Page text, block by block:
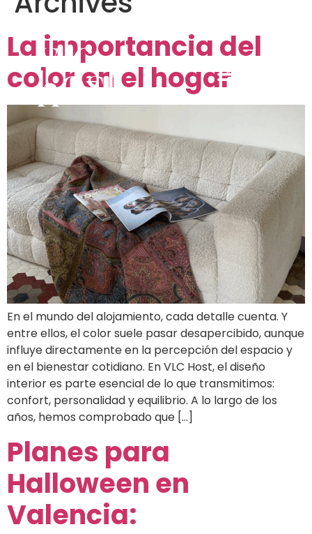
La importancia del
color en el hogar
En el mundo del alojamiento, cada detalle cuenta. Y
entre ellos, el color suele pasar desapercibido, aunque
influye directamente en la percepción del espacio y
en el bienestar cotidiano. En VLC Host, el diseño
interior es parte esencial de lo que transmitimos:
confort, personalidad y equilibrio. A lo largo de los
años, hemos comprobado que […]
Planes para
Halloween en
Valencia: